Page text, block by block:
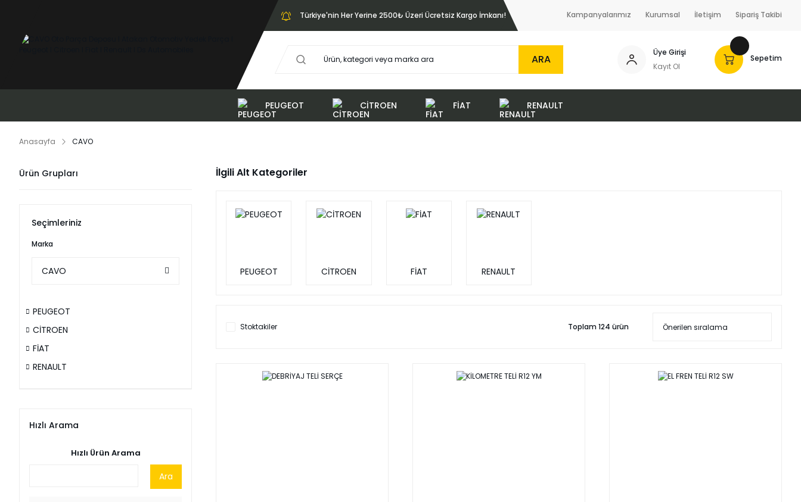
Türkiye'nin Her Yerine 2500₺ Üzeri Ücretsiz Kargo İmkanı! Kampanyalarımız Kurumsal İletişim Sipariş Takibi
ARA
Üye Girişi
Kayıt Ol
Sepetim
PEUGEOT CİTROEN FİAT RENAULT
Anasayfa CAVO
Ürün Grupları
Seçimleriniz
Marka
CAVO
PEUGEOT
CİTROEN
FİAT
RENAULT
Hızlı Arama
Hızlı Ürün Arama
Ara
İlgili Alt Kategoriler
PEUGEOT CİTROEN FİAT RENAULT
Stoktakiler Toplam 124 ürün